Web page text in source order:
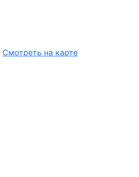
Смотреть на карте